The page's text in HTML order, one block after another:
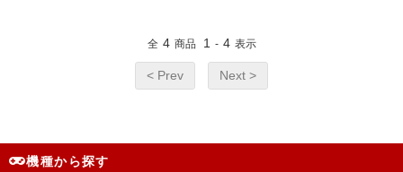
全 4 商品 1 - 4 表示
< Prev Next >
機種から探す